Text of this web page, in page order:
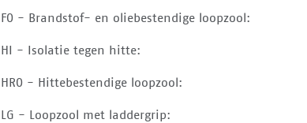
FO - Brandstof- en oliebestendige loopzool:
HI - Isolatie tegen hitte:
HRO - Hittebestendige loopzool:
LG - Loopzool met laddergrip: